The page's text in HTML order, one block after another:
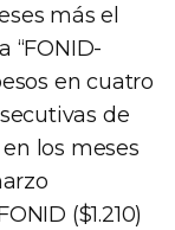
más el
“FONID-
en cuatro
de
en los meses
($1.210)